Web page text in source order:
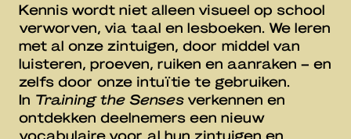
Kennis wordt niet alleen visueel op school
verworven, via taal en lesboeken. We leren
met al onze zintuigen, door middel van
luisteren, proeven, ruiken en aanraken – en
zelfs door onze intuïtie te gebruiken.
In Training the Senses verkennen en
ontdekken deelnemers een nieuw
vocabulaire voor al hun zintuigen en